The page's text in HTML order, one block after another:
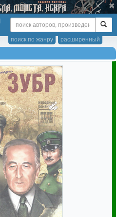
расширенный
поиск по жанру